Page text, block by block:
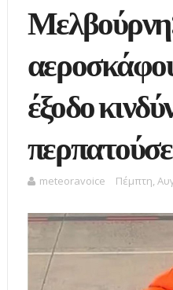
έξοδο
meteoravoice Πέμπτη,